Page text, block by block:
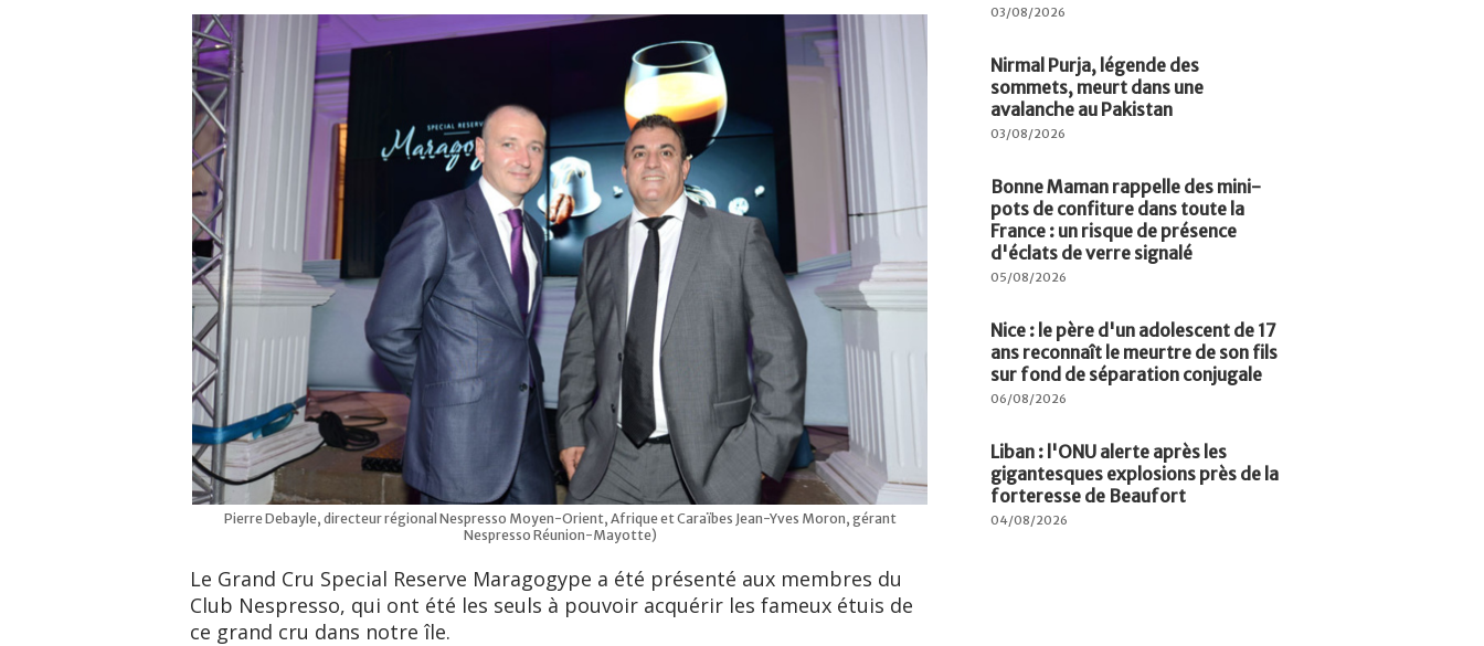
Pierre Debayle, directeur régional Nespresso Moyen-Orient, Afrique et Caraïbes Jean-Yves Moron, gérant
Nespresso Réunion-Mayotte)
Le Grand Cru Special Reserve Maragogype a été présenté aux membres du
Club Nespresso, qui ont été les seuls à pouvoir acquérir les fameux étuis de
ce grand cru dans notre île.
03/08/2026
Nirmal Purja, légende des
sommets, meurt dans une
avalanche au Pakistan
03/08/2026
Bonne Maman rappelle des mini-
pots de confiture dans toute la
France : un risque de présence
d'éclats de verre signalé
05/08/2026
Nice : le père d'un adolescent de 17
ans reconnaît le meurtre de son fils
sur fond de séparation conjugale
06/08/2026
Liban : l'ONU alerte après les
gigantesques explosions près de la
forteresse de Beaufort
04/08/2026